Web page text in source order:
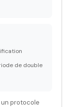
de double
protocole